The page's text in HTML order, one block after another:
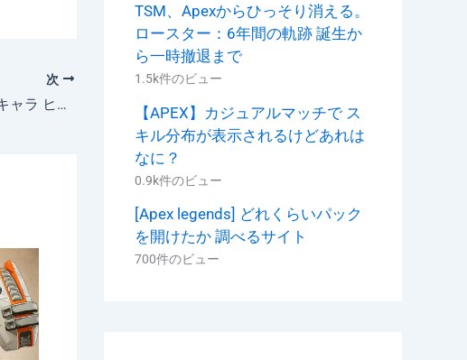
次
【APEX Legends】シーズン8 新キャラ ヒューズのタクティカルとソロランクの可能性の話
TSM、Apexからひっそり消える。
ロースター：6年間の軌跡 誕生か
ら一時撤退まで
1.5k件のビュー
【APEX】カジュアルマッチで ス
キル分布が表示されるけどあれは
なに？
0.9k件のビュー
[Apex legends] どれくらいパック
を開けたか 調べるサイト
700件のビュー